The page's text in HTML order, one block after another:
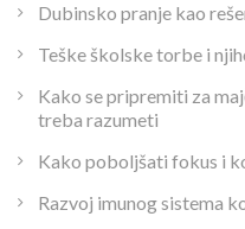
Dubinsko pranje kao
Teške školske torbe i
Kako se pripremiti za
treba razumeti
Kako poboljšati fokus i
Razvoj imunog sistema